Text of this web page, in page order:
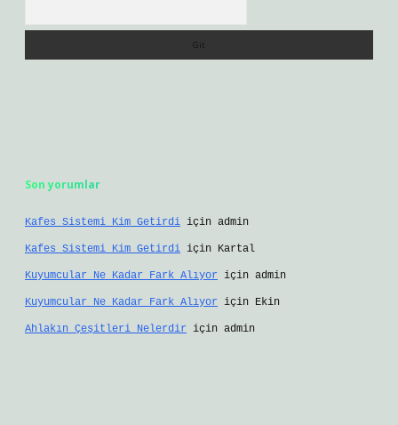
Son yorumlar
Kafes Sistemi Kim Getirdi için admin
Kafes Sistemi Kim Getirdi için Kartal
Kuyumcular Ne Kadar Fark Alıyor için admin
Kuyumcular Ne Kadar Fark Alıyor için Ekin
Ahlakın Çeşitleri Nelerdir için admin